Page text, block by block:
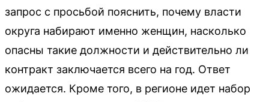
запрос с просьбой пояснить, почему власти
округа набирают именно женщин, насколько
опасны такие должности и действительно ли
контракт заключается всего на год. Ответ
ожидается. Кроме того, в регионе идет набор